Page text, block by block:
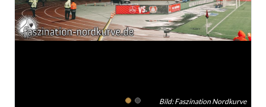
Bild: Faszination Nordkurve